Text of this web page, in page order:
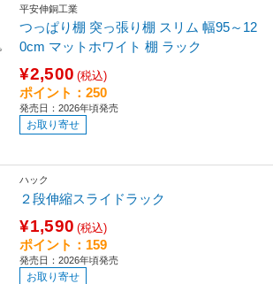
平安伸銅工業
つっぱり棚 突っ張り棚 スリム 幅95～12
0cm マットホワイト 棚 ラック
¥2,500 (税込)
ポイント：250
発売日：2026年頃発売
お取り寄せ
ハック
２段伸縮スライドラック
¥1,590 (税込)
ポイント：159
発売日：2026年頃発売
お取り寄せ